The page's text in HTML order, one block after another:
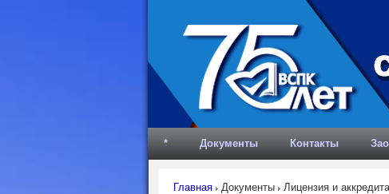
* Документы Контакты
Главная Документы Лицензия и